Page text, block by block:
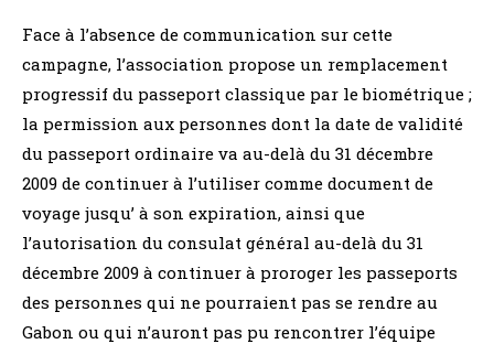
Face à l’absence de communication sur cette
campagne, l’association propose un remplacement
progressif du passeport classique par le biométrique ;
la permission aux personnes dont la date de validité
du passeport ordinaire va au-delà du 31 décembre
2009 de continuer à l’utiliser comme document de
voyage jusqu’ à son expiration, ainsi que
l’autorisation du consulat général au-delà du 31
décembre 2009 à continuer à proroger les passeports
des personnes qui ne pourraient pas se rendre au
Gabon ou qui n’auront pas pu rencontrer l’équipe